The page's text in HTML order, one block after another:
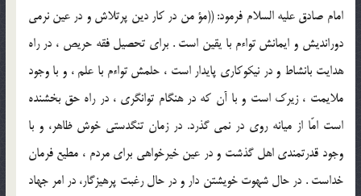
امام صادق عليه السلام فرمود: ((مؤ من در كار دين پرتلاش و در عين نرمى
دورانديش و ايمانش تواءم با يقين است . براى تحصيل فقه حريص ، در راه
هدايت بانشاط و در نيكوكارى پايدار است ، حلمش تواءم با علم ، و با وجود
ملايمت ، زيرك است و با آن كه در هنگام توانگرى ، در راه حق بخشنده
است امّا از ميانه روى در نمى گذرد. در زمان تنگدستى خوش ظاهر، و با
وجود قدرتمندى اهل گذشت و در عين خيرخواهى براى مردم ، مطيع فرمان
خداست . در حال شهوت خويشتن دار و در حال رغبت پرهيزگار، در امر جهاد